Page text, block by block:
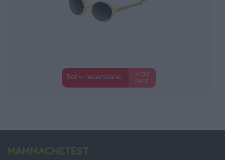
Scrivi recensione
+100
punti
MAMMACHETEST